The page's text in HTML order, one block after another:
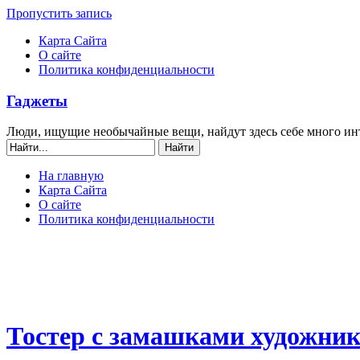
Пропустить запись
Карта Сайта
О сайте
Политика конфиденциальности
Гаджеты
Люди, ищущие необычайные вещи, найдут здесь себе много
На главную
Карта Сайта
О сайте
Политика конфиденциальности
Тостер с замашками